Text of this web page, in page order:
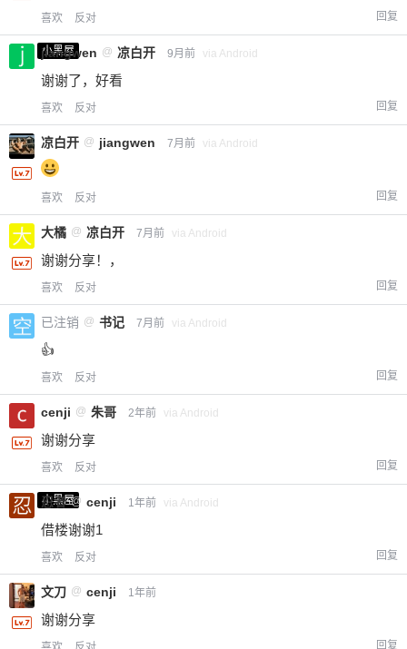
喜欢 反对 回复
小黑屋
jiangwen @ 凉白开 9月前 via Android
谢谢了，好看
喜欢 反对 回复
凉白开 @ jiangwen 7月前 via Android
喜欢 反对 回复
大橘 @ 凉白开 7月前 via Android
谢谢分享！，
喜欢 反对 回复
已注销 @ 书记 7月前 via Android
👍
喜欢 反对 回复
cenji @ 朱哥 2年前 via Android
谢谢分享
喜欢 反对 回复
小黑屋
忍者 @ cenji 1年前 via Android
借楼谢谢1
喜欢 反对 回复
文刀 @ cenji 1年前
谢谢分享
回复